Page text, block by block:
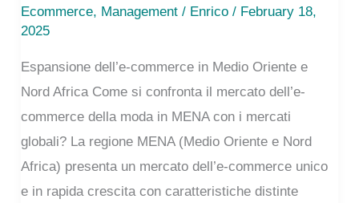
Ecommerce, Management / Enrico/ February 18,
2025
Espansione dell’e-commerce in Medio Oriente e
Nord Africa Come si confronta il mercato dell’e-
commerce della moda in MENA con i mercati
globali? La regione MENA (Medio Oriente e Nord
Africa) presenta un mercato dell’e-commerce unico
e in rapida crescita con caratteristiche distinte